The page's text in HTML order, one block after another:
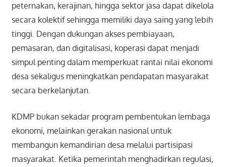
peternakan, kerajinan, hingga sektor jasa dapat dikelola
secara kolektif sehingga memiliki daya saing yang lebih
tinggi. Dengan dukungan akses pembiayaan,
pemasaran, dan digitalisasi, koperasi dapat menjadi
simpul penting dalam memperkuat rantai nilai ekonomi
desa sekaligus meningkatkan pendapatan masyarakat
secara berkelanjutan.
KDMP bukan sekadar program pembentukan lembaga
ekonomi, melainkan gerakan nasional untuk
membangun kemandirian desa melalui partisipasi
masyarakat. Ketika pemerintah menghadirkan regulasi,